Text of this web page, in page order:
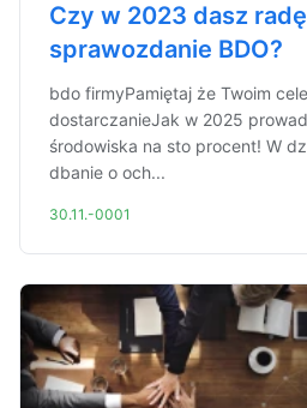
Czy w 2023 dasz
sprawozdanie BDO?
bdo firmyPamiętaj że Twoim
dostarczanieJak w 2025
środowiska na sto procent! W
dbanie o och...
30.11.-0001